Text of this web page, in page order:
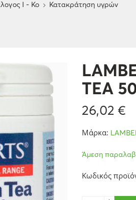
Ι - Κο Κατακράτηση υγρών
TEA
26,02 €
Μάρκα:
Άμεση
Κωδικός